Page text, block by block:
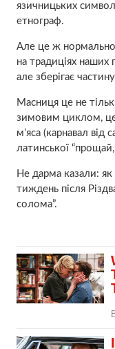
язичницьких
етнограф.
Але це ж
на традиціях наших
але зберігає
Масниця це не
зимовим циклом, це
м’яса (карнавал від
латинської
Не дарма казали:
тиждень після
солома”.